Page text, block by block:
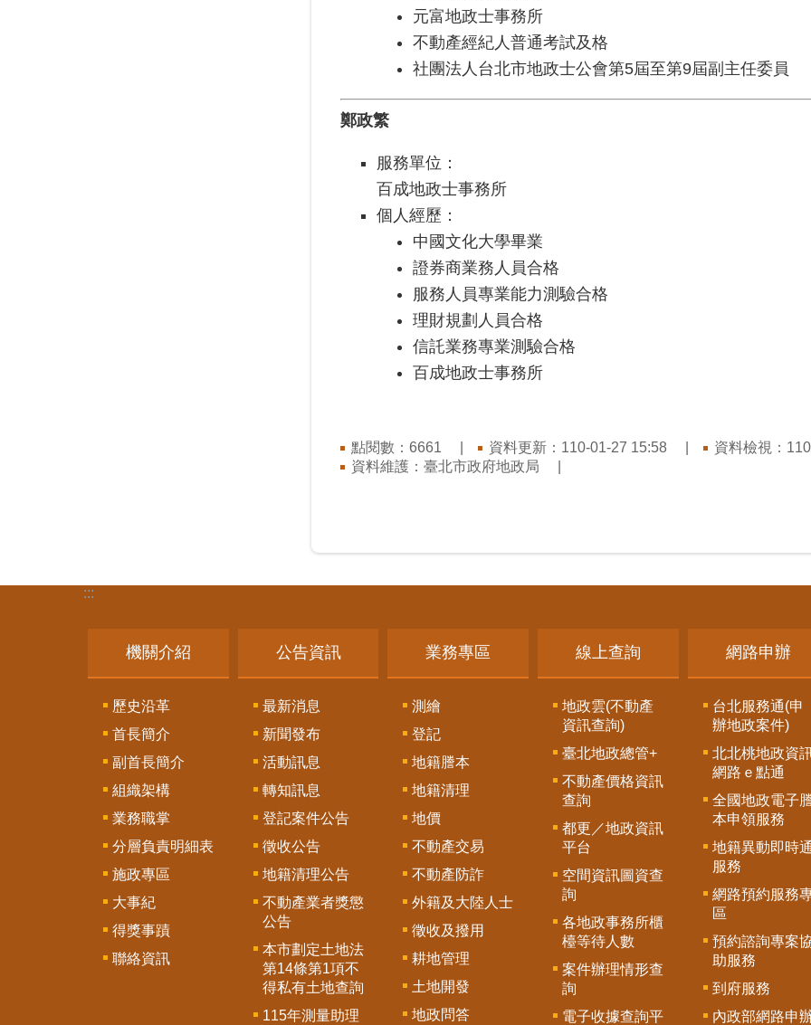
元富地政士事務所
不動產經紀人普通考試及格
社團法人台北市地政士公會第5屆至第9屆副主任委員
鄭政繁
服務單位：
百成地政士事務所
個人經歷：
中國文化大學畢業
證券商業務人員合格
服務人員專業能力測驗合格
理財規劃人員合格
信託業務專業測驗合格
百成地政士事務所
點閱數： 6661 資料更新：110-01-27 15:58
資料檢視：
資料維護：臺北市政府地政局
:::
機關介紹
歷史沿革
首長簡介
副首長簡介
組織架構
業務職掌
分層負責明細表
施政專區
大事紀
得獎事蹟
聯絡資訊
公告資訊
最新消息
新聞發布
活動訊息
轉知訊息
登記案件公告
徵收公告
地籍清理公告
不動產業者獎懲
公告
本市劃定土地法
第14條第1項不
得私有土地查詢
115年測量助理
業務專區
測繪
登記
地籍謄本
地籍清理
地價
不動產交易
不動產防詐
外籍及大陸人士
徵收及撥用
耕地管理
土地開發
地政問答
線上查詢
地政雲(不動產
資訊查詢)
臺北地政總管+
不動產價格資訊
查詢
都更／地政資訊
平台
空間資訊圖資查
詢
各地政事務所櫃
檯等待人數
案件辦理情形查
詢
電子收據查詢平
網路申辦
台北服務通(申
辦地政案件)
北北桃地政資
網路ｅ點通
全國地政電子
本申領服務
地籍異動即時
服務
網路預約服務
區
預約諮詢專案
助服務
到府服務
內政部網路申